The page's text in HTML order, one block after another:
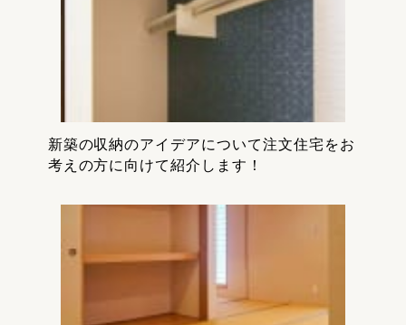
新築の収納のアイデアについて注文住宅をお
考えの方に向けて紹介します！